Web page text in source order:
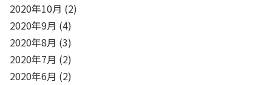
2020年10月 (2)
2020年9月 (4)
2020年8月 (3)
2020年7月 (2)
2020年6月 (2)